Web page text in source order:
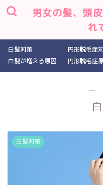
男女の髪、頭
れ
白髪対策
白髪が増える原因
円形脱毛症
円形脱毛症
―
白髪対策